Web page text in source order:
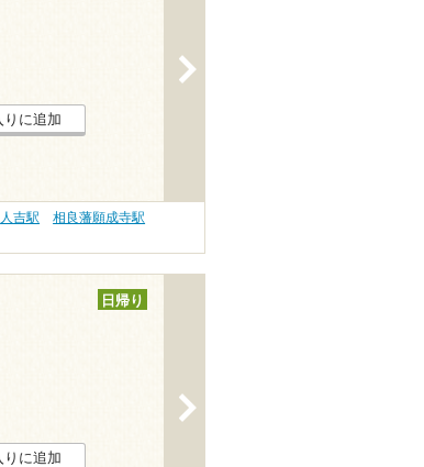
りに追加
人吉駅
相良藩願成寺駅
日帰り
りに追加